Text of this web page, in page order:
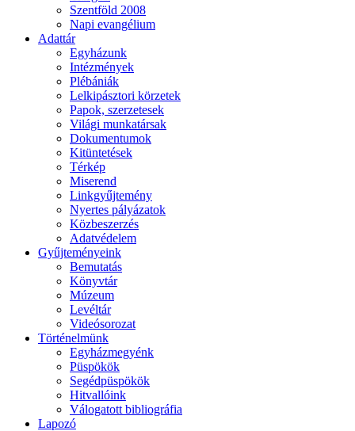
Szentföld 2008
Napi evangélium
Adattár
Egyházunk
Intézmények
Plébániák
Lelkipásztori körzetek
Papok, szerzetesek
Világi munkatársak
Dokumentumok
Kitüntetések
Térkép
Miserend
Linkgyűjtemény
Nyertes pályázatok
Közbeszerzés
Adatvédelem
Gyűjteményeink
Bemutatás
Könyvtár
Múzeum
Levéltár
Videósorozat
Történelmünk
Egyházmegyénk
Püspökök
Segédpüspökök
Hitvallóink
Válogatott bibliográfia
Lapozó